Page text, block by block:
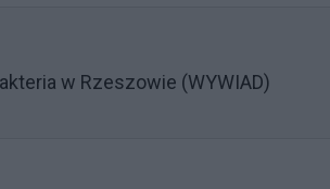
w Rzeszowie (WYWIAD)